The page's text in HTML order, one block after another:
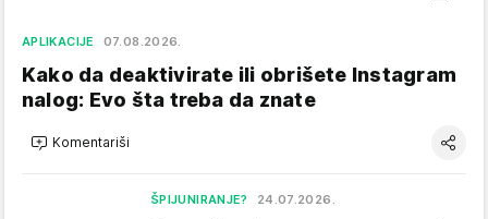
APLIKACIJE 07.08.2026.
Kako da deaktivirate ili obrišete Instagram
nalog: Evo šta treba da znate
Komentariši
ŠPIJUNIRANJE? 24.07.2026.